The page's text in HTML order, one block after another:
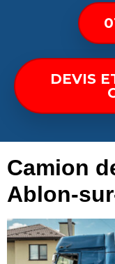
DEVIS
Camion
Ablon-